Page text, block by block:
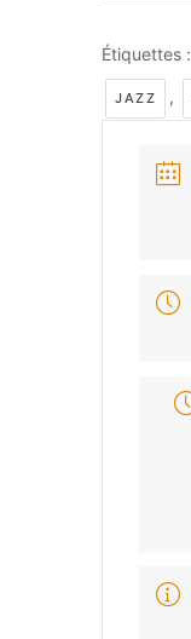
Étiquettes :
JAZZ ,